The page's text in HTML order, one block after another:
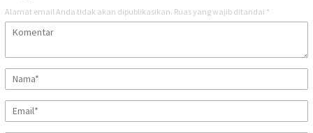
Alamat email Anda tidak akan dipublikasikan. Ruas yang wajib ditandai *